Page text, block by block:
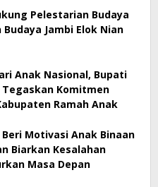
Pelestarian Budaya
Budaya Jambi Elok Nian
Anak Nasional, Bupati
Tegaskan Komitmen
Ramah Anak
Motivasi Anak Binaan
Biarkan Kesalahan
Masa Depan